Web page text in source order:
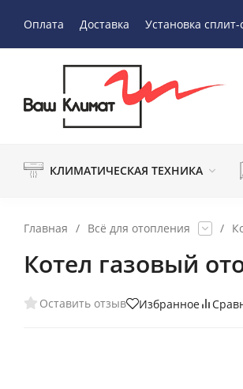
Оплата Доставка Установка сплит-
КЛИМАТИЧЕСКАЯ ТЕХНИКА
Главная / Всё для отопления /
Котел газовый
Оставить отзыв Избранное